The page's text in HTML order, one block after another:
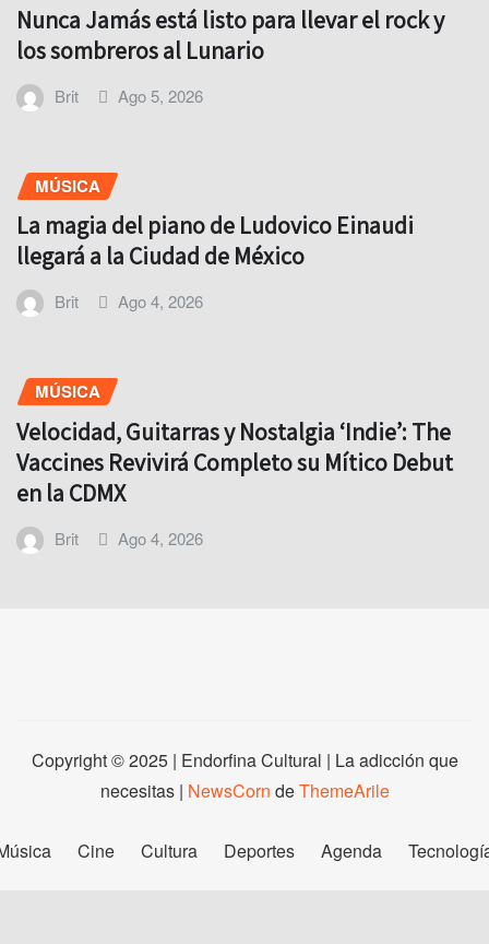
Nunca Jamás está listo para llevar el rock y
los sombreros al Lunario
Brit Ago 5, 2026
MÚSICA
La magia del piano de Ludovico Einaudi
llegará a la Ciudad de México
Brit Ago 4, 2026
MÚSICA
Velocidad, Guitarras y Nostalgia ‘Indie’: The
Vaccines Revivirá Completo su Mítico Debut
en la CDMX
Brit Ago 4, 2026
Copyright © 2025 | Endorfina Cultural | La adicción que
necesitas | NewsCorn deThemeArile
Cine Cultura Deportes Agenda